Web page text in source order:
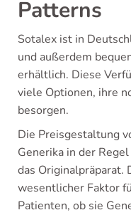
Patterns
Sotalex ist in
und außerdem
erhältlich. Diese
viele Optionen, ihre
besorgen.
Die Preisgestaltung
Generika in der
das Originalpräparat.
wesentlicher Faktor
Patienten, ob sie